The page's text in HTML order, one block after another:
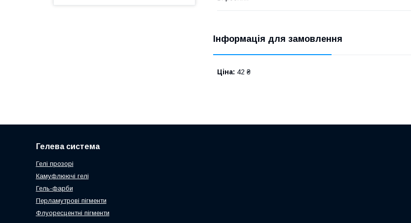
Інформація для замовлення
Ціна: 42 ₴
Гелева система
Гелі прозорі
Камуфлюючі гелі
Гель-фарби
Перламутрові пігменти
Флуоресцентні пігменти